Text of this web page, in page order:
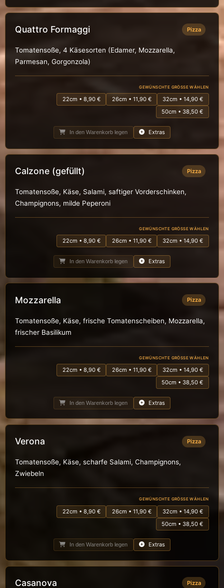
Quattro Formaggi Pizza
Tomatensoße, 4 Käsesorten (Edamer, Mozzarella,
Parmesan, Gorgonzola)
GEWÜNSCHTE GRÖSSE WÄHLEN
22cm • 8,90 € 26cm • 11,90 €
32cm • 14,90 €
50cm • 38,50 €
In den Warenkorb legen Extras
Calzone (gefüllt) Pizza
Tomatensoße, Käse, Salami, saftiger Vorderschinken,
Champignons, milde Peperoni
GEWÜNSCHTE GRÖSSE WÄHLEN
22cm • 8,90 € 26cm • 11,90 € 32cm • 14,90 €
In den Warenkorb legen Extras
Mozzarella Pizza
Tomatensoße, Käse, frische Tomatenscheiben, Mozzarella,
frischer Basilikum
GEWÜNSCHTE GRÖSSE WÄHLEN
22cm • 8,90 € 26cm • 11,90 €
32cm • 14,90 €
50cm • 38,50 €
In den Warenkorb legen Extras
Verona Pizza
Tomatensoße, Käse, scharfe Salami, Champignons,
Zwiebeln
GEWÜNSCHTE GRÖSSE WÄHLEN
22cm • 8,90 € 26cm • 11,90 €
32cm • 14,90 €
50cm • 38,50 €
In den Warenkorb legen Extras
Casanova Pizza